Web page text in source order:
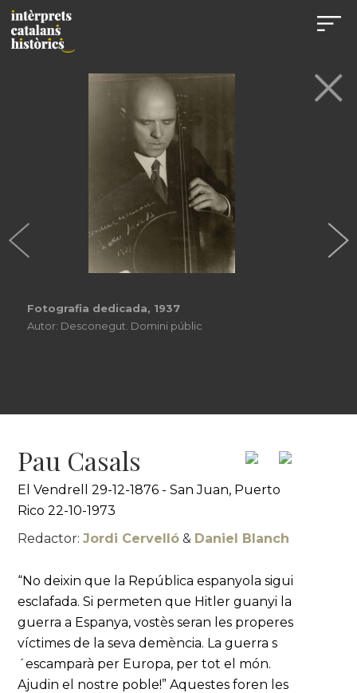
Pau Casals somrient, 1950
Autor: Desconegut. Domini públic
Pau Casals
El Vendrell 29-12-1876 - San Juan, Puerto
Rico 22-10-1973
Redactor:Jordi Cervelló & Daniel Blanch
“No deixin que la República espanyola sigui
esclafada. Si permeten que Hitler guanyi la
guerra a Espanya, vostès seran les properes
víctimes de la seva demència. La guerra s
´escamparà per Europa, per tot el món.
Ajudin el nostre poble!” Aquestes foren les